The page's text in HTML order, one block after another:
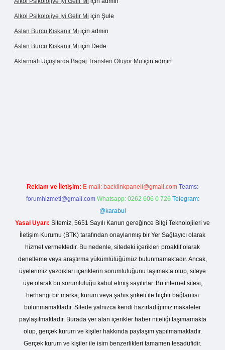
Alkol Psikolojiye Iyi Gelir Mi için Şule
Aslan Burcu Kıskanır Mı için admin
Aslan Burcu Kıskanır Mı için Dede
Aktarmalı Uçuşlarda Bagaj Transferi Oluyor Mu için admin
Reklam ve İletişim: E-mail: backlinkpaneli@gmail.com Teams:
forumhizmeti@gmail.com Whatsapp: 0262 606 0 726 Telegram:
@karabul
Yasal Uyarı: Sitemiz, 5651 Sayılı Kanun gereğince Bilgi Teknolojileri ve
İletişim Kurumu (BTK) tarafından onaylanmış bir Yer Sağlayıcı olarak
hizmet vermektedir. Bu nedenle, sitedeki içerikleri proaktif olarak
denetleme veya araştırma yükümlülüğümüz bulunmamaktadır. Ancak,
üyelerimiz yazdıkları içeriklerin sorumluluğunu taşımakta olup, siteye
üye olarak bu sorumluluğu kabul etmiş sayılırlar. Bu internet sitesi,
herhangi bir marka, kurum veya şahıs şirketi ile hiçbir bağlantısı
bulunmamaktadır. Sitede yalnızca kendi hazırladığımız makaleler
paylaşılmaktadır. Burada yer alan içerikler haber niteliği taşımamakta
olup, gerçek kurum ve kişiler hakkında paylaşım yapılmamaktadır.
Gerçek kurum ve kişiler ile isim benzerlikleri tamamen tesadüfidir.